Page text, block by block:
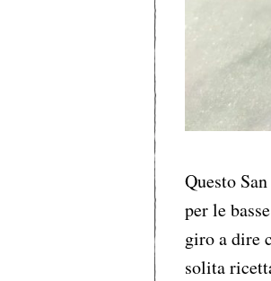
Questo
per le
giro a dire
solita